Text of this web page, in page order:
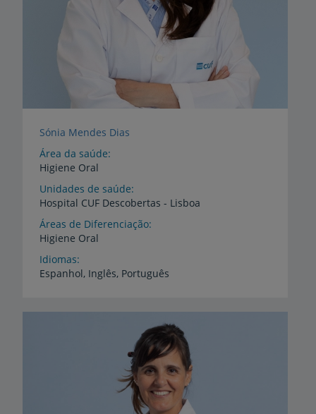
Sónia Mendes Dias
Área da saúde
Higiene Oral
Unidades de saúde
Hospital CUF Descobertas - Lisboa
Áreas de Diferenciação
Higiene Oral
Idiomas
Espanhol, Inglês, Português